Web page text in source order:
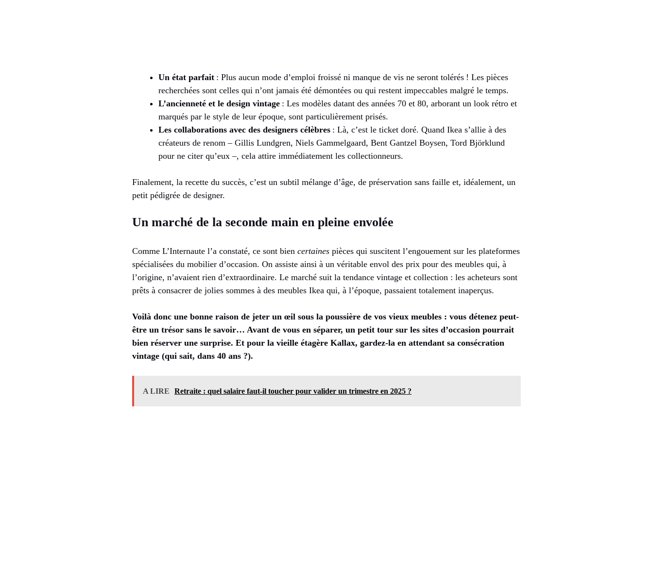
Un état parfait : Plus aucun mode d’emploi froissé ni manque de vis ne seront tolérés ! Les pièces
recherchées sont celles qui n’ont jamais été démontées ou qui restent impeccables malgré le temps.
L’ancienneté et le design vintage : Les modèles datant des années 70 et 80, arborant un look rétro et
marqués par le style de leur époque, sont particulièrement prisés.
Les collaborations avec des designers célèbres : Là, c’est le ticket doré. Quand Ikea s’allie à des
créateurs de renom – Gillis Lundgren, Niels Gammelgaard, Bent Gantzel Boysen, Tord Björklund
pour ne citer qu’eux –, cela attire immédiatement les collectionneurs.
Finalement, la recette du succès, c’est un subtil mélange d’âge, de préservation sans faille et, idéalement, un
petit pédigrée de designer.
Un marché de la seconde main en pleine envolée
Comme L’Internaute l’a constaté, ce sont bien certaines pièces qui suscitent l’engouement sur les plateformes
spécialisées du mobilier d’occasion. On assiste ainsi à un véritable envol des prix pour des meubles qui, à
l’origine, n’avaient rien d’extraordinaire. Le marché suit la tendance vintage et collection : les acheteurs sont
prêts à consacrer de jolies sommes à des meubles Ikea qui, à l’époque, passaient totalement inaperçus.
Voilà donc une bonne raison de jeter un œil sous la poussière de vos vieux meubles : vous détenez peut-
être un trésor sans le savoir… Avant de vous en séparer, un petit tour sur les sites d’occasion pourrait
bien réserver une surprise. Et pour la vieille étagère Kallax, gardez-la en attendant sa consécration
vintage (qui sait, dans 40 ans ?).
A LIRE Retraite : quel salaire faut-il toucher pour valider un trimestre en 2025 ?